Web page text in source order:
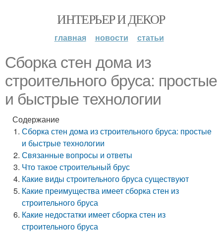
ИНТЕРЬЕР И ДЕКОР
главная новости статьи
Сборка стен дома из
строительного бруса: простые
и быстрые технологии
Содержание
Сборка стен дома из строительного бруса: простые
и быстрые технологии
Связанные вопросы и ответы
Что такое строительный брус
Какие виды строительного бруса существуют
Какие преимущества имеет сборка стен из
строительного бруса
Какие недостатки имеет сборка стен из
строительного бруса